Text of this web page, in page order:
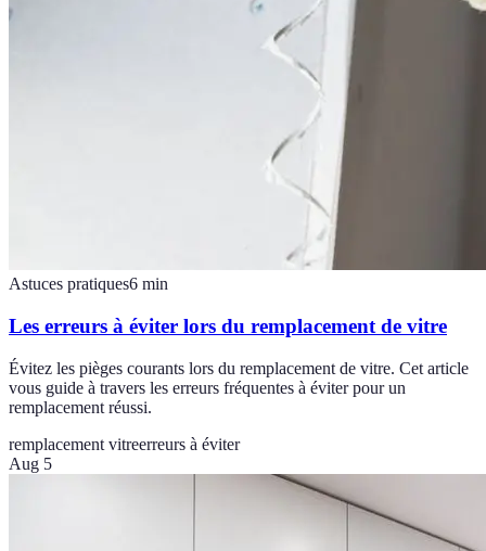
Astuces pratiques6 min
Les erreurs à éviter lors du remplacement de vitre
Évitez les pièges courants lors du remplacement de vitre. Cet article
vous guide à travers les erreurs fréquentes à éviter pour un
remplacement réussi.
remplacement vitreerreurs à éviter
Aug 5